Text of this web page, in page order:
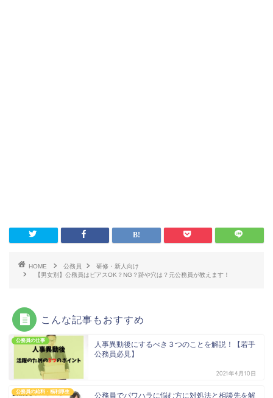
HOME 公務員
研修・新人向け
【男女別】公務員はピアスOK？NG？跡や穴は？元公務員が教えます！
こんな記事もおすすめ
公務員の仕事
人事異動後にするべき３つのことを解説！【若手
公務員必見】
2021年4月10日
公務員の給料・福利厚生
公務員でパワハラに悩む方に対処法と相談先を解